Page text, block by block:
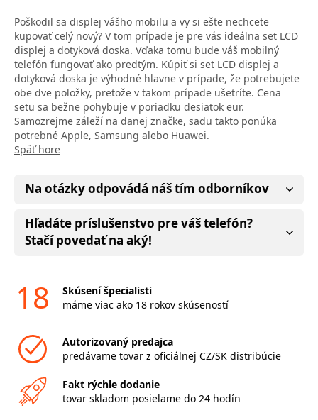
Poškodil sa displej vášho mobilu a vy si ešte nechcete
kupovať celý nový? V tom prípade je pre vás ideálna set LCD
displej a dotyková doska. Vďaka tomu bude váš mobilný
telefón fungovať ako predtým. Kúpiť si set LCD displej a
dotyková doska je výhodné hlavne v prípade, že potrebujete
obe dve položky, pretože v takom prípade ušetríte. Cena
setu sa bežne pohybuje v poriadku desiatok eur.
Samozrejme záleží na danej značke, sadu takto ponúka
potrebné Apple, Samsung alebo Huawei.
Späť hore
Na otázky odpovádá náš tím odborníkov
Hľadáte príslušenstvo pre váš telefón?
Stačí povedať na aký!
18
Skúsení špecialisti
máme viac ako 18 rokov skúseností
Autorizovaný predajca
predávame tovar z oficiálnej CZ/SK distribúcie
Fakt rýchle dodanie
tovar skladom posielame do 24 hodín